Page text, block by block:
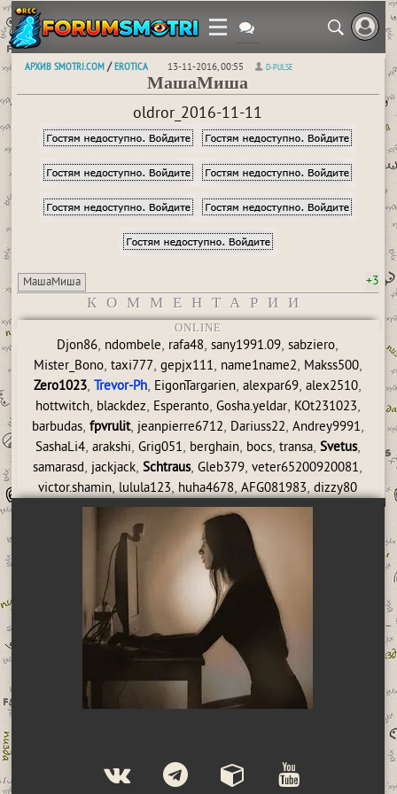
АРХИВ SMOTRI.COM /EROTICA 13-11-2016, 00:55 D-PULSE
МашаМиша
oldror_2016-11-11
МашаМиша +3
КОММЕНТАРИИ
ONLINE
Djon86, ndombele, rafa48,sany1991.09,sabziero,
Mister_Bono, taxi777, gepjx111, name1name2, Makss500,
Zero1023,Trevor-Ph, EigonTargarien,alexpar69,alex2510,
hottwitch, blackdez, Esperanto, Gosha.yeldar, KOt231023,
barbudas, fpvrulit, jeanpierre6712, Dariuss22, Andrey9991,
SashaLi4, arakshi, Grig051, berghain, bocs, transa, Svetus,
samarasd, jackjack,Schtraus,Gleb379,veter65200920081,
victor.shamin, lulula123, huha4678,AFG081983,dizzy80